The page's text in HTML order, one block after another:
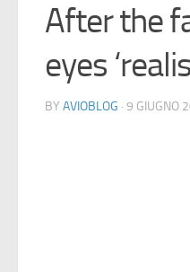
After the
eyes
BY AVIOBLOG · 9 GIUGNO